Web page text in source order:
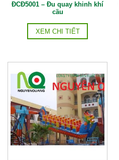
ĐCĐ5001 – Đu quay khinh khí
cầu
XEM CHI TIẾT